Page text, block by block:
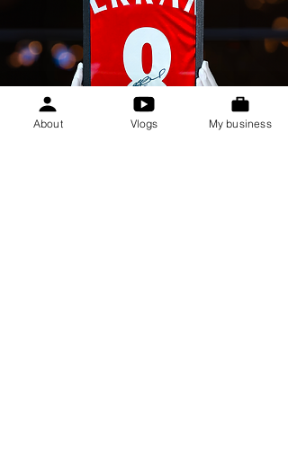
About Vlogs My business